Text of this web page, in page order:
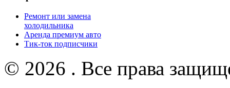
Ремонт или замена
холодильника
Аренда премиум авто
Тик-ток подписчики
© 2026 . Все права